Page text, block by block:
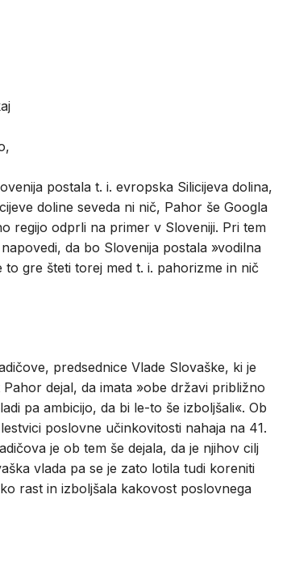
postala t. i. evropska Silicijeva dolina,
doline seveda ni nič, Pahor še Googla
regijo odprli na primer v Sloveniji. Pri tem
da bo Slovenija postala »vodilna
to gre šteti torej med t. i. pahorizme in nič
predsednice Vlade Slovaške, ki je
dejal, da imata »obe državi približno
pa ambicijo, da bi le-to še izboljšali«. Ob
poslovne učinkovitosti nahaja na 41.
je ob tem še dejala, da je njihov cilj
vlada pa se je zato lotila tudi koreniti
rast in izboljšala kakovost poslovnega